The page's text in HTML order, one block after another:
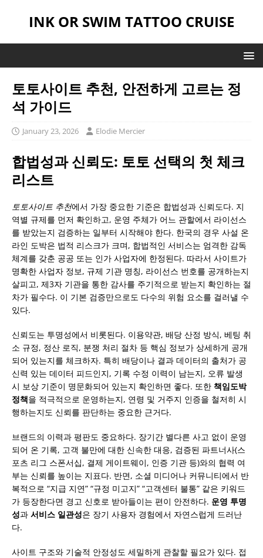
INK OR SWIM TATTOO CRUISE
토토사이트 추천, 안전하게 고르는 정
석 가이드
January 23, 2026 Elodie Mercier
합법성과 신뢰도: 토토 선택의 첫 체크
리스트
토토사이트 추천에서 가장 중요한 기준은 합법성과 신뢰도다. 지
역별 규제를 먼저 확인하고, 운영 주체가 어느 관할에서 라이선스
를 받았는지 검증하는 일부터 시작해야 한다. 한국의 경우 사설 온
라인 도박은 법적 리스크가 크며, 합법적인 서비스는 엄격한 감독
체계를 갖춘 공공 또는 인가 사업자에 한정된다. 따라서 사이트가
명확한 사업자 정보, 규제 기관 명칭, 라이선스 번호를 공개하는지
살피고, 제3자 기관을 통한 감사를 주기적으로 받는지 확인하는 절
차가 필수다. 이 기본 검증만으로도 다수의 위험 요소를 걸러낼 수
있다.
신뢰도는 투명성에서 비롯된다. 이용약관, 배당 산정 방식, 베팅 취
소 규정, 정산 로직, 분쟁 처리 절차 등 핵심 정보가 상세하게 공개
되어 있는지를 체크하자. 특히 배당이나 결과 데이터의 출처가 공
신력 있는 데이터 피드인지, 기록 수정 이력이 남는지, 오류 발생
시 보상 기준이 명문화되어 있는지 확인하면 좋다. 또한 책임도박
정책을 적극적으로 운영하는지, 연령 및 거주지 인증을 철저히 시
행하는지도 신뢰를 판단하는 중요한 근거다.
브랜드의 이력과 평판도 중요하다. 장기간 별다른 사고 없이 운영
되어 온 기록, 고객 불만에 대한 신속한 대응, 검증된 파트너사(스
포츠 리그 스폰서십, 결제 게이트웨이, 인증 기관 등)와의 협력 여
부는 신뢰를 높이는 지표다. 반면, 소셜 미디어나 커뮤니티에서 반
복적으로 “지급 지연” “규정 미고지” “고객센터 불통” 같은 키워드
가 등장한다면 경고 신호로 받아들이는 편이 안전하다. 운영 투명
성과 서비스 일관성은 장기 사용자 경험에서 자연스럽게 드러난
다.
사이트 구조와 기술적 안정성도 세밀하게 관찰할 필요가 있다. 접